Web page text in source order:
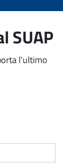
SUAP
l'ultimo